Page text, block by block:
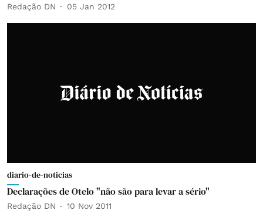
Redação DN 05 Jan 2012
diario-de-noticias
Declarações de Otelo "não são para levar a sério"
Redação DN 10 Nov 2011